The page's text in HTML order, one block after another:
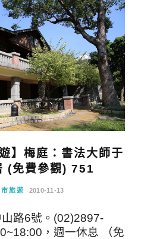
】梅庭：書法大師于
(免費參觀) 751
旅遊 2010-11-13
路6號。(02)2897-
，週一休息 （免